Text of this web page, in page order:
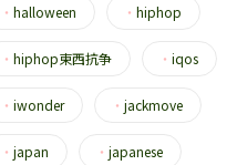
・ halloween ・ hiphop
・ hiphop東西抗争 ・ iqos
・ iwonder ・ jackmove
・ japan ・ japanese